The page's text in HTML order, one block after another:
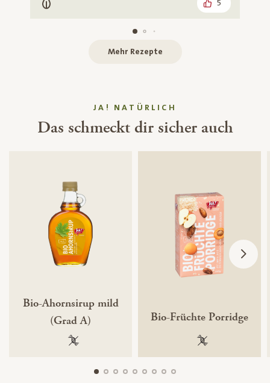
Vegetarisch 5
Mehr Rezepte
JA! NATÜRLICH
Das schmeckt dir sicher auch
Bio-Ahornsirup mild
(Grad A)
100 % gentechnikfrei
Bio-Früchte Porridge
100 %